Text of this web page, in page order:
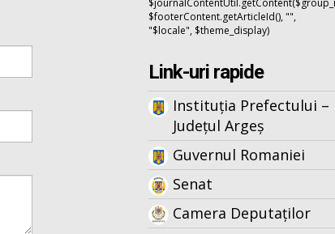
$footerContent.getArticleId(), "",
"$locale", $theme_display)
Link-uri rapide
Instituția Prefectului –
Județul Argeș
Guvernul Romaniei
Senat
Camera Deputaților